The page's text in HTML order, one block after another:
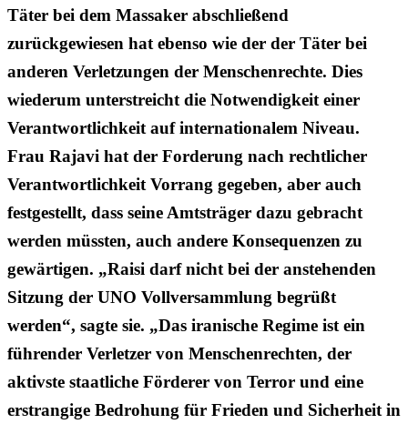
Täter bei dem Massaker abschließend
zurückgewiesen hat ebenso wie der der Täter bei
anderen Verletzungen der Menschenrechte. Dies
wiederum unterstreicht die Notwendigkeit einer
Verantwortlichkeit auf internationalem Niveau.
Frau Rajavi hat der Forderung nach rechtlicher
Verantwortlichkeit Vorrang gegeben, aber auch
festgestellt, dass seine Amtsträger dazu gebracht
werden müssten, auch andere Konsequenzen zu
gewärtigen. „Raisi darf nicht bei der anstehenden
Sitzung der UNO Vollversammlung begrüßt
werden“, sagte sie. „Das iranische Regime ist ein
führender Verletzer von Menschenrechten, der
aktivste staatliche Förderer von Terror und eine
erstrangige Bedrohung für Frieden und Sicherheit in